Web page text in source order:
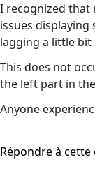
I recognized that
issues displaying
lagging a little bit
This does not
the left part in
Anyone
Répondre à